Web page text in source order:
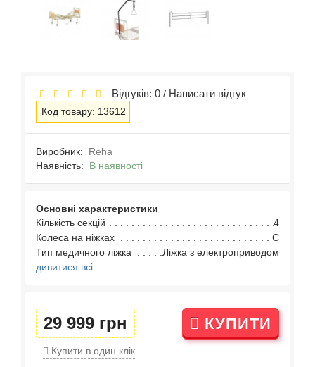
Відгуків: 0 / Написати відгук
Код товару: 13612
Виробник:
Reha
Наявність: В наявності
Основні характеристики
Кількість секцій
4
Колеса на ніжках
Є
Тип медичного ліжка
Ліжка з електроприводом
дивитися всі
29 999 грн КУПИТИ
Купити в один клік